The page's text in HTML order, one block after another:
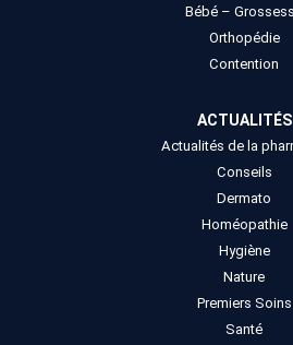
Bébé –
Orthopédie
Contention
ACTUALITÉS
Actualités de la
Conseils
Dermato
Homéopathie
Hygiène
Nature
Premiers Soins
Santé